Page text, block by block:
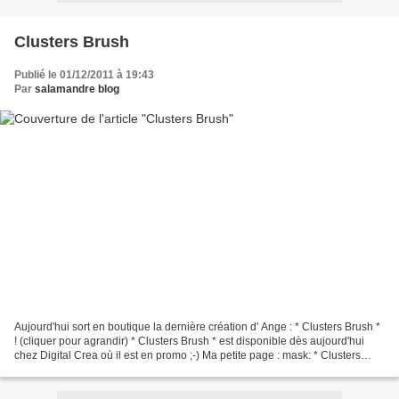
Clusters Brush
Publié le 01/12/2011 à 19:43
Par salamandre blog
Aujourd'hui sort en boutique la dernière création d' Ange : * Clusters Brush *
! (cliquer pour agrandir) * Clusters Brush * est disponible dès aujourd'hui
chez Digital Crea où il est en promo ;-) Ma petite page : mask: * Clusters